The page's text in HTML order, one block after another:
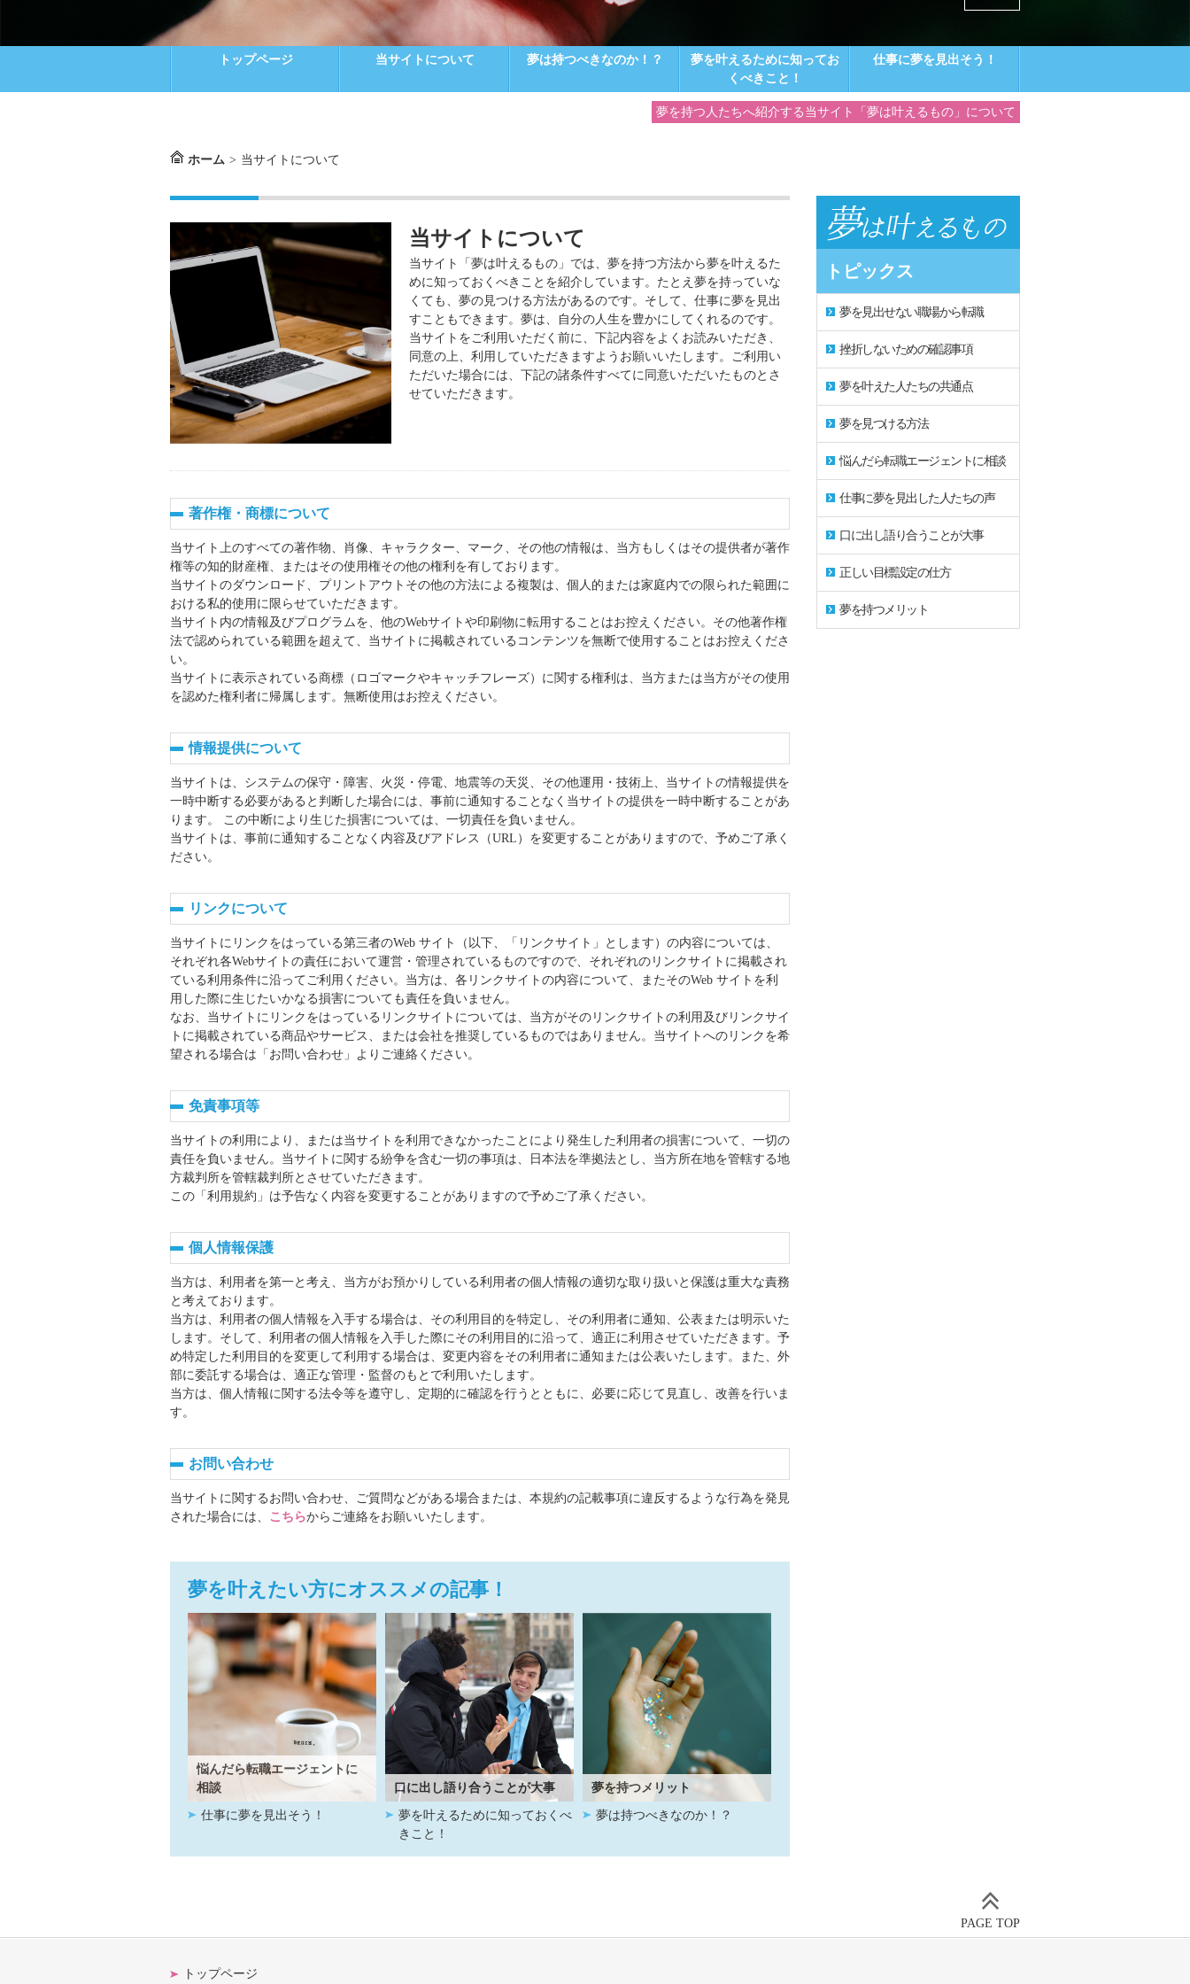
トップページ 当サイトについて 夢は持つべきなのか！？
夢を叶えるために知ってお
くべきこと！
仕事に夢を見出そう！
夢を持つ人たちへ紹介する当サイト「夢は叶えるもの」について
ホーム > 当サイトについて
トピックス
夢を見出せない職場から転職
挫折しないための確認事項
夢を叶えた人たちの共通点
夢を見つける方法
悩んだら転職エージェントに相談
仕事に夢を見出した人たちの声
口に出し語り合うことが大事
正しい目標設定の仕方
夢を持つメリット
当サイトについて
当サイト「夢は叶えるもの」では、夢を持つ方法から夢を叶えるた
めに知っておくべきことを紹介しています。たとえ夢を持っていな
くても、夢の見つける方法があるのです。そして、仕事に夢を見出
すこともできます。夢は、自分の人生を豊かにしてくれるのです。
当サイトをご利用いただく前に、下記内容をよくお読みいただき、
同意の上、利用していただきますようお願いいたします。ご利用い
ただいた場合には、下記の諸条件すべてに同意いただいたものとさ
せていただきます。
著作権・商標について
当サイト上のすべての著作物、肖像、キャラクター、マーク、その他の情報は、当方もしくはその提供者が著作
権等の知的財産権、またはその使用権その他の権利を有しております。
当サイトのダウンロード、プリントアウトその他の方法による複製は、個人的または家庭内での限られた範囲に
おける私的使用に限らせていただきます。
当サイト内の情報及びプログラムを、他のWebサイトや印刷物に転用することはお控えください。その他著作権
法で認められている範囲を超えて、当サイトに掲載されているコンテンツを無断で使用することはお控えくださ
い。
当サイトに表示されている商標（ロゴマークやキャッチフレーズ）に関する権利は、当方または当方がその使用
を認めた権利者に帰属します。無断使用はお控えください。
情報提供について
当サイトは、システムの保守・障害、火災・停電、地震等の天災、その他運用・技術上、当サイトの情報提供を
一時中断する必要があると判断した場合には、事前に通知することなく当サイトの提供を一時中断することがあ
ります。 この中断により生じた損害については、一切責任を負いません。
当サイトは、事前に通知することなく内容及びアドレス（URL）を変更することがありますので、予めご了承く
ださい。
リンクについて
当サイトにリンクをはっている第三者のWeb サイト（以下、「リンクサイト」とします）の内容については、
それぞれ各Webサイトの責任において運営・管理されているものですので、それぞれのリンクサイトに掲載され
ている利用条件に沿ってご利用ください。当方は、各リンクサイトの内容について、またそのWeb サイトを利
用した際に生じたいかなる損害についても責任を負いません。
なお、当サイトにリンクをはっているリンクサイトについては、当方がそのリンクサイトの利用及びリンクサイ
トに掲載されている商品やサービス、または会社を推奨しているものではありません。当サイトへのリンクを希
望される場合は「お問い合わせ」よりご連絡ください。
免責事項等
当サイトの利用により、または当サイトを利用できなかったことにより発生した利用者の損害について、一切の
責任を負いません。当サイトに関する紛争を含む一切の事項は、日本法を準拠法とし、当方所在地を管轄する地
方裁判所を管轄裁判所とさせていただきます。
この「利用規約」は予告なく内容を変更することがありますので予めご了承ください。
個人情報保護
当方は、利用者を第一と考え、当方がお預かりしている利用者の個人情報の適切な取り扱いと保護は重大な責務
と考えております。
当方は、利用者の個人情報を入手する場合は、その利用目的を特定し、その利用者に通知、公表または明示いた
します。そして、利用者の個人情報を入手した際にその利用目的に沿って、適正に利用させていただきます。予
め特定した利用目的を変更して利用する場合は、変更内容をその利用者に通知または公表いたします。また、外
部に委託する場合は、適正な管理・監督のもとで利用いたします。
当方は、個人情報に関する法令等を遵守し、定期的に確認を行うとともに、必要に応じて見直し、改善を行いま
す。
お問い合わせ
当サイトに関するお問い合わせ、ご質問などがある場合または、本規約の記載事項に違反するような行為を発見
された場合には、 こちらからご連絡をお願いいたします。
夢を叶えたい方にオススメの記事！
悩んだら転職エージェントに
相談
仕事に夢を見出そう！
口に出し語り合うことが大事
夢を叶えるために知っておくべ
きこと！
夢を持つメリット
夢は持つべきなのか！？
PAGE TOP
トップページ